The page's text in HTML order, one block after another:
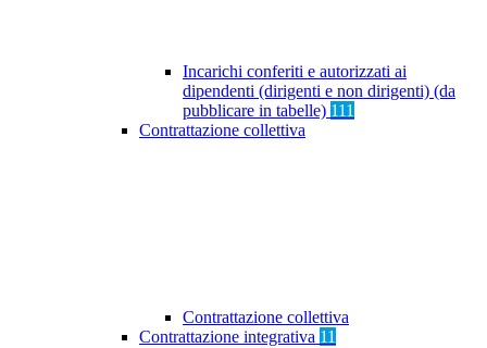
Incarichi conferiti e autorizzati ai
dipendenti (dirigenti e non dirigenti) (da
pubblicare in tabelle) 111
Contrattazione collettiva
Contrattazione collettiva
Contrattazione integrativa 11